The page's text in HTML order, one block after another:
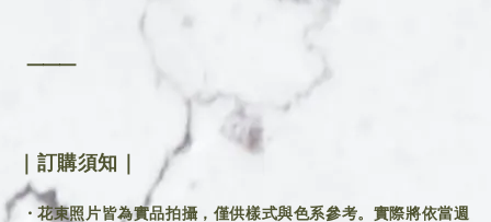
⸻
｜訂購須知｜
・花束照片皆為實品拍攝，僅供樣式與色系參考。實際將依當週